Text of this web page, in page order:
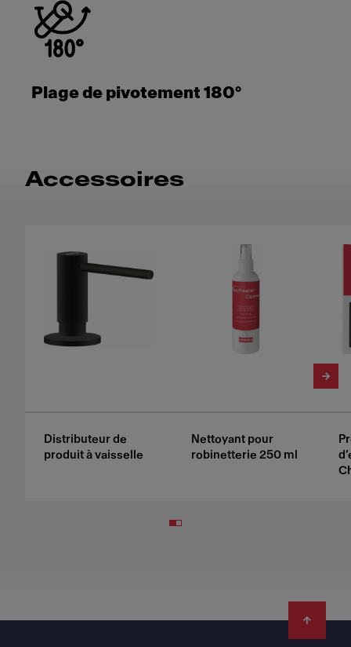
Plage de pivotement 180°
Accessoires
Distributeur de
produit à vaisselle
Nettoyant pour
robinetterie 250 ml